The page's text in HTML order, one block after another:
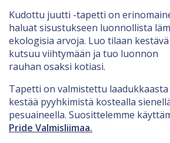
Kudottu juutti -tapetti on
haluat sisustukseen luonnollista
ekologisia arvoja. Luo tilaan
kutsuu viihtymään ja tuo luonnon
rauhan osaksi kotiasi.
Tapetti on valmistettu
kestää pyyhkimistä kostealla
pesuaineella. Suosittelemme
Pride Valmisliimaa.